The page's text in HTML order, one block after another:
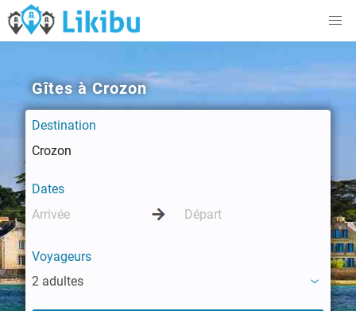
Gîtes à Crozon
Destination
Dates
Voyageurs
2 adultes